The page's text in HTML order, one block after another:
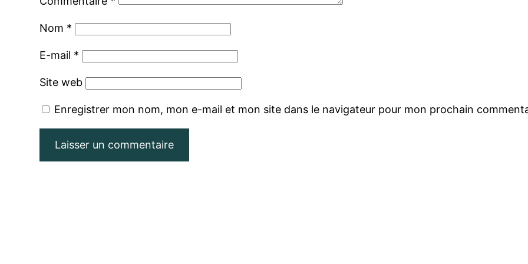
Nom *
E-mail *
Site web
Enregistrer mon nom, mon e-mail et mon site dans le navigateur pour mon prochain